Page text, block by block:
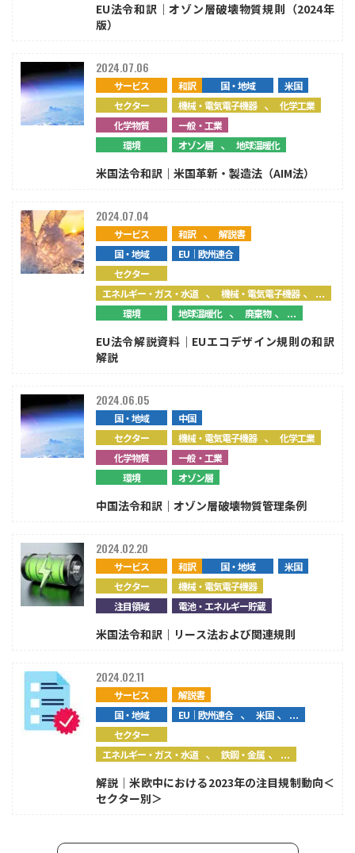
EU法令和訳｜オゾン層破壊物質規則（2024年
版）
サービス 和訳 国・地域
米国
セクター
機械・電気電子機器 、化学工業
化学物質
一般・工業
環境
オゾン層 、地球温暖化
2024.07.06
米国法令和訳｜米国革新・製造法（AIM法）
サービス 和訳 、解説書
国・地域
EU｜欧州連合
セクター
エネルギー・ガス・水道 、機械・電気電子機器、...
環境 地球温暖化 、廃棄物、...
2024.07.04
EU法令解説資料｜EUエコデザイン規則の和訳
解説
国・地域
中国
セクター
機械・電気電子機器 、化学工業
化学物質
一般・工業
環境
オゾン層
2024.06.05
中国法令和訳｜オゾン層破壊物質管理条例
サービス 和訳 国・地域
米国
セクター
機械・電気電子機器
注目領域
電池・エネルギー貯蔵
2024.02.20
米国法令和訳｜リース法および関連規則
サービス
解説書
国・地域
EU｜欧州連合 、米国、...
セクター
エネルギー・ガス・水道 、鉄鋼・金属、...
2024.02.11
解説｜米欧中における2023年の注目規制動向＜
セクター別＞